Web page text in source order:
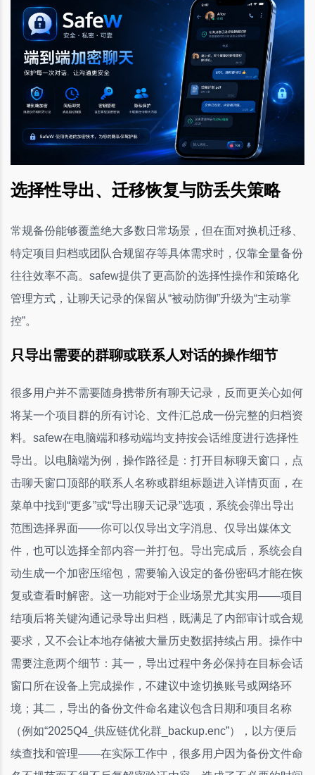
选择性导出、迁移恢复与防丢失策略
常规备份能够覆盖绝大多数日常场景，但在面对换机迁移、
特定项目归档或团队合规留存等具体需求时，仅靠全量备份
往往效率不高。safew提供了更高阶的选择性操作和策略化
管理方式，让聊天记录的保留从“被动防御”升级为“主动掌
控”。
只导出需要的群聊或联系人对话的操作细节
很多用户并不需要随身携带所有聊天记录，反而更关心如何
将某一个项目群的所有讨论、文件汇总成一份完整的归档资
料。safew在电脑端和移动端均支持按会话维度进行选择性
导出。以电脑端为例，操作路径是：打开目标聊天窗口，点
击聊天窗口顶部的联系人名称或群组标题进入详情页面，在
菜单中找到“更多”或“导出聊天记录”选项，系统会弹出导出
范围选择界面——你可以仅导出文字消息、仅导出媒体文
件，也可以选择全部内容一并打包。导出完成后，系统会自
动生成一个加密压缩包，需要输入设定的备份密码才能在恢
复或查看时解密。这一功能对于企业场景尤其实用——项目
结项后将关键沟通记录导出归档，既满足了内部审计或合规
要求，又不会让本地存储被大量历史数据持续占用。操作中
需要注意两个细节：其一，导出过程中务必保持在目标会话
窗口所在设备上完成操作，不建议中途切换账号或网络环
境；其二，导出的备份文件命名建议包含日期和项目名称
（例如“2025Q4_供应链优化群_backup.enc”），以方便后
续查找和管理——在实际工作中，很多用户因为备份文件命